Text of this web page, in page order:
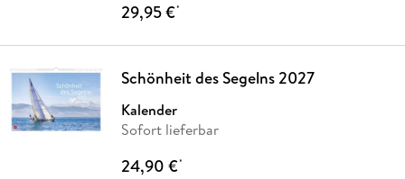
29,95 €*
Schönheit des Segelns 2027
Kalender
Sofort lieferbar
24,90 €*